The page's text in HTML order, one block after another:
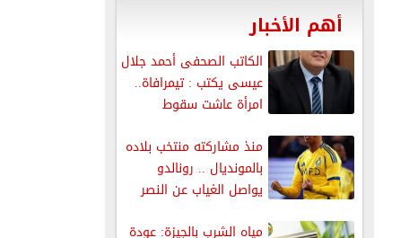
أهم الأخبار
الكاتب الصحفى أحمد جلال
عيسى يكتب : تيمرافاة..
امرأة عاشت سقوط
منذ مشاركته منتخب بلاده
بالمونديال .. رونالدو
يواصل الغياب عن النصر
مياه الشرب بالجيزة: عودة